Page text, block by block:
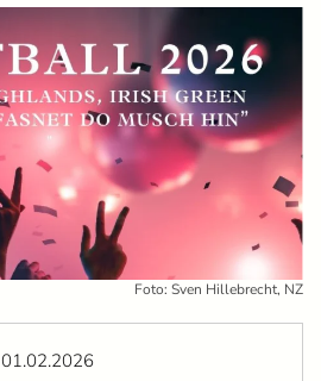
Foto: Sven Hillebrecht, NZ
01.02.2026